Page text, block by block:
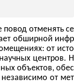
отменять се
обширной инфр
от исто
центров. Н
объектов, обес
от мет